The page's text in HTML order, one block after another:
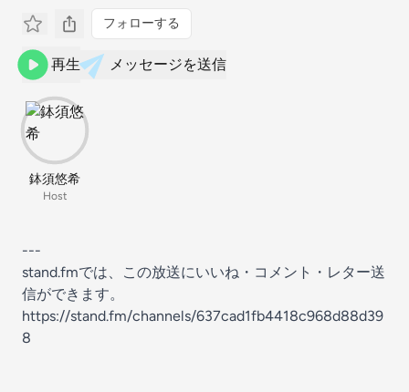
フォローする
再生 メッセージを送信
鉢須悠希
Host
---
stand.fmでは、この放送にいいね・コメント・レター送
信ができます。
https://stand.fm/channels/637cad1fb4418c968d88d39
8